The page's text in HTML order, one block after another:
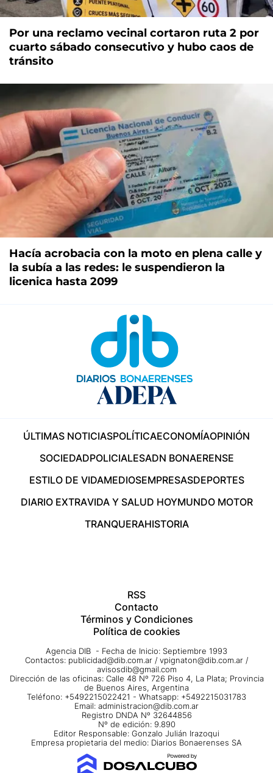
Por una reclamo vecinal cortaron ruta 2 por
cuarto sábado consecutivo y hubo caos de
tránsito
Hacía acrobacia con la moto en plena calle y
la subía a las redes: le suspendieron la
licenica hasta 2099
ÚLTIMAS NOTICIASPOLÍTICAECONOMÍAOPINIÓN
SOCIEDADPOLICIALESADN BONAERENSE
ESTILO DE VIDAMEDIOSEMPRESASDEPORTES
DIARIO EXTRAVIDA Y SALUD HOYMUNDO MOTOR
TRANQUERAHISTORIA
RSS
Contacto
Términos y Condiciones
Política de cookies
Agencia DIB - Fecha de Inicio: Septiembre 1993
Contactos: publicidad@dib.com.ar / vpignaton@dib.com.ar /
avisosdib@gmail.com
Dirección de las oficinas: Calle 48 Nº 726 Piso 4, La Plata; Provincia
de Buenos Aires, Argentina
Teléfono: +5492215022421 - Whatsapp: +5492215031783
Email: administracion@dib.com.ar
Registro DNDA Nº 32644856
Nº de edición: 9.890
Editor Responsable: Gonzalo Julián Irazoqui
Empresa propietaria del medio: Diarios Bonaerenses SA